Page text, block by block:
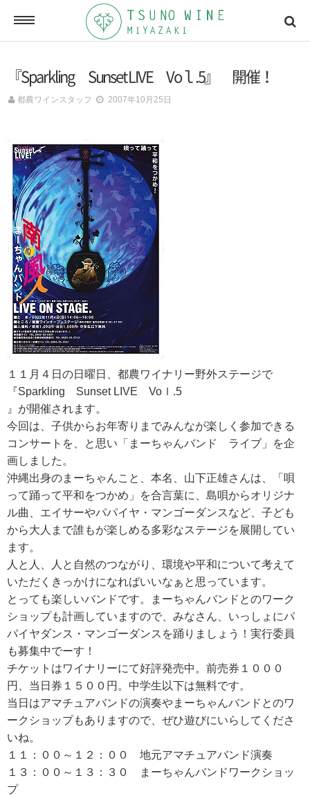
ONLINE SHOP
オンラインショッピング
NEWSLETTERS
メールマガジン
ACCESSMAP
アクセスマップ
CONTACT
RECRUIT
DATA
会社概要
『Sparkling Sunset LIVE Voｌ.5』 開催！
都農ワインスタッフ 2007年10月25日
１１月４日の日曜日、都農ワイナリー野外ステージで
『Sparkling Sunset LIVE Voｌ.5
』が開催されます。
今回は、子供からお年寄りまでみんなが楽しく参加できる
コンサートを、と思い「まーちゃんバンド ライブ」を企
画しました。
沖縄出身のまーちゃんこと、本名、山下正雄さんは、「唄
って踊って平和をつかめ」を合言葉に、島唄からオリジナ
ル曲、エイサーやパパイヤ・マンゴーダンスなど、子ども
から大人まで誰もが楽しめる多彩なステージを展開してい
ます。
人と人、人と自然のつながり、環境や平和について考えて
いただくきっかけになればいいなぁと思っています。
とっても楽しいバンドです。まーちゃんバンドとのワーク
ショップも計画していますので、みなさん、いっしょにパ
パイヤダンス・マンゴーダンスを踊りましょう！実行委員
も募集中でーす！
チケットはワイナリーにて好評発売中。前売券１０００
円、当日券１５００円。中学生以下は無料です。
当日はアマチュアバンドの演奏やまーちゃんバンドとのワ
ークショップもありますので、ぜひ遊びにいらしてくださ
いね。
１１：００～１２：００ 地元アマチュアバンド演奏
１３：００～１３：３０ まーちゃんバンドワークショッ
プ